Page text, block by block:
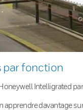
par fonction
Intelligrated
apprendre davantage